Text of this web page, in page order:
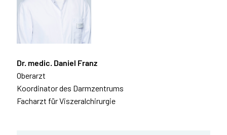
Dr. medic. Daniel Franz
Oberarzt
Koordinator des Darmzentrums
Facharzt für Viszeralchirurgie